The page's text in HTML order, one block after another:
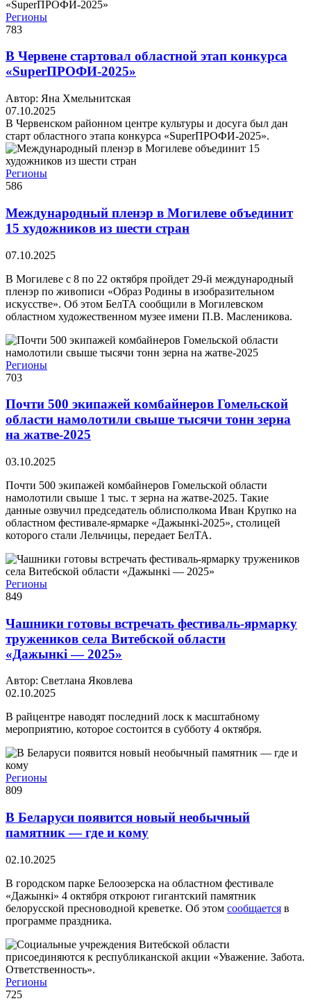
Регионы
783
В Червене стартовал областной этап конкурса
«SuperПРОФИ-2025»
Автор: Яна Хмельнитская
07.10.2025
В Червенском районном центре культуры и досуга был дан
старт областного этапа конкурса «SuperПРОФИ-2025».
Регионы
586
Международный пленэр в Могилеве объединит
15 художников из шести стран
07.10.2025
В Могилеве с 8 по 22 октября пройдет 29-й международный
пленэр по живописи «Образ Родины в изобразительном
искусстве». Об этом БелТА сообщили в Могилевском
областном художественном музее имени П.В. Масленикова.
Регионы
703
Почти 500 экипажей комбайнеров Гомельской
области намолотили свыше тысячи тонн зерна
на жатве-2025
03.10.2025
Почти 500 экипажей комбайнеров Гомельской области
намолотили свыше 1 тыс. т зерна на жатве-2025. Такие
данные озвучил председатель облисполкома Иван Крупко на
областном фестивале-ярмарке «Дажынкі-2025», столицей
которого стали Лельчицы, передает БелТА.
Регионы
849
Чашники готовы встречать фестиваль-ярмарку
тружеников села Витебской области
«Дажынкі — 2025»
Автор: Светлана Яковлева
02.10.2025
В райцентре наводят последний лоск к масштабному
мероприятию, которое состоится в субботу 4 октября.
Регионы
809
В Беларуси появится новый необычный
памятник — где и кому
02.10.2025
В городском парке Белоозерска на областном фестивале
«Дажынкi» 4 октября откроют гигантский памятник
белорусской пресноводной креветке. Об этом сообщается в
программе праздника.
Регионы
725